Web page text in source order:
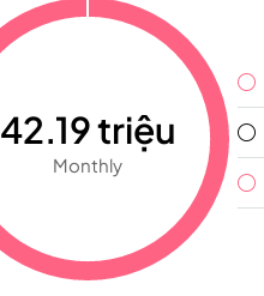
42.19 triệu
Monthly